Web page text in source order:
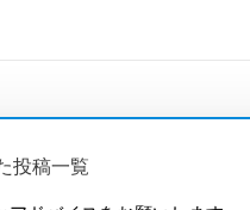
投稿一覧